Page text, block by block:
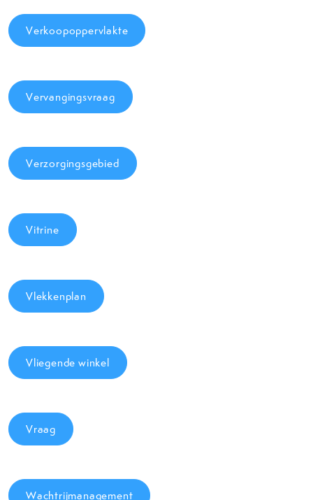
Verkoopoppervlakte
Vervangingsvraag
Verzorgingsgebied
Vitrine
Vlekkenplan
Vliegende winkel
Vraag
Wachtrijmanagement